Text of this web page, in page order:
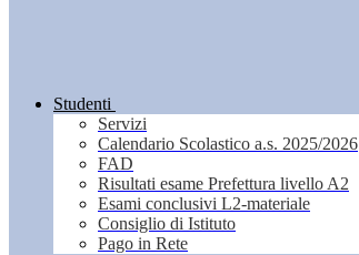
Studenti
Servizi
Calendario Scolastico a.s. 2025/2026
FAD
Risultati esame Prefettura livello A2
Esami conclusivi L2-materiale
Consiglio di Istituto
Pago in Rete